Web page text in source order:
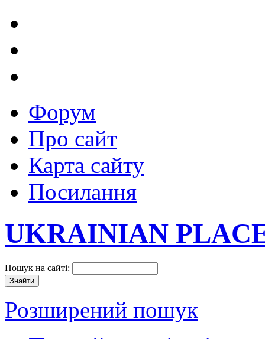
Форум
Про сайт
Карта сайту
Посилання
UKRAINIAN
Пошук на сайті:
Розширений пошук